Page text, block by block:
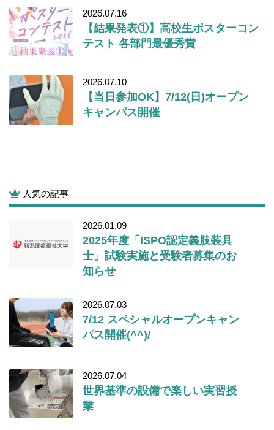
2026.07.16
【結果発表①】高校生ポスターコン
テスト 各部門最優秀賞
2026.07.10
【当日参加OK】7/12(日)オープン
キャンパス開催
人気の記事
2026.01.09
2025年度「ISPO認定義肢装具
士」試験実施と受験者募集のお
知らせ
2026.07.03
7/12 スペシャルオープンキャン
パス開催(^^)/
2026.07.04
世界基準の設備で楽しい実習授
業